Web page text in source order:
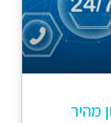
מהיר